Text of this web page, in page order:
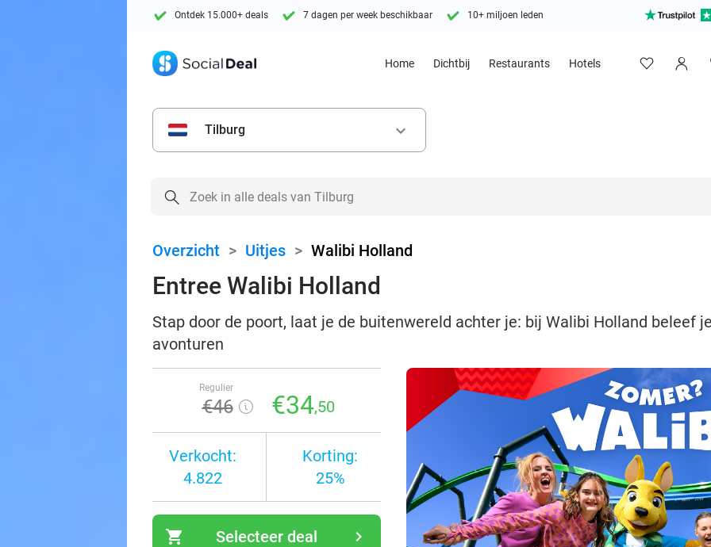
Ontdek 15.000+ deals 7 dagen per week beschikbaar 10+ miljoen leden
Home Dichtbij Restaurants Hotels
Tilburg keyboard_arrow_down
Overzicht > Uitjes > Walibi Holland
Entree Walibi Holland
Stap door de poort, laat je de buitenwereld achter je: bij Walibi Holland beleef
avonturen
Regulier
€46 €34,50
Verkocht:
4.822
Korting:
25%
shopping_cart navigate_next
Selecteer deal